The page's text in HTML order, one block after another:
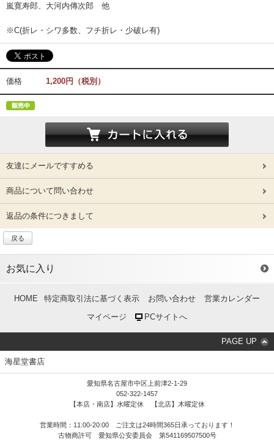
嵐寛寿郎、大河内傳次郎 他
※C(折レ・シワ多数、フチ折レ・少破レ有)
価格 1,200円（税別）
友達にメールですすめる
商品について問い合わせ
返品の条件につきまして
戻る
お気に入り
HOME 特定商取引法に基づく表示 お問い合わせ
営業カレンダー
マイページ
PCサイトへ
PAGE UP
海星堂書店
愛知県名古屋市中区上前津2-1-29
052-322-1457
【本店・南店】水曜定休 【北店】木曜定休
営業時間：11:00-20:00 ご注文は24時間365日承っております！
古物商許可 愛知県公安委員会 第541169507500号